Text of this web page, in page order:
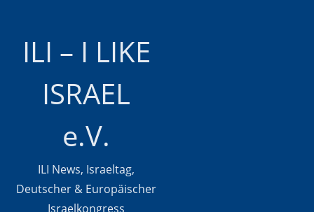
ILI – I LIKE
ISRAEL
e.V.
ILI News, Israeltag,
Deutscher & Europäischer
Israelkongress